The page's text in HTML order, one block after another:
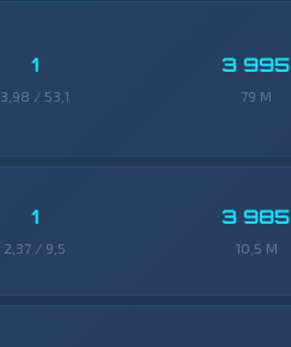
1
3,98 / 53,1
3 995
79 M
1
2,37 / 9,5
3 985
10,5 M